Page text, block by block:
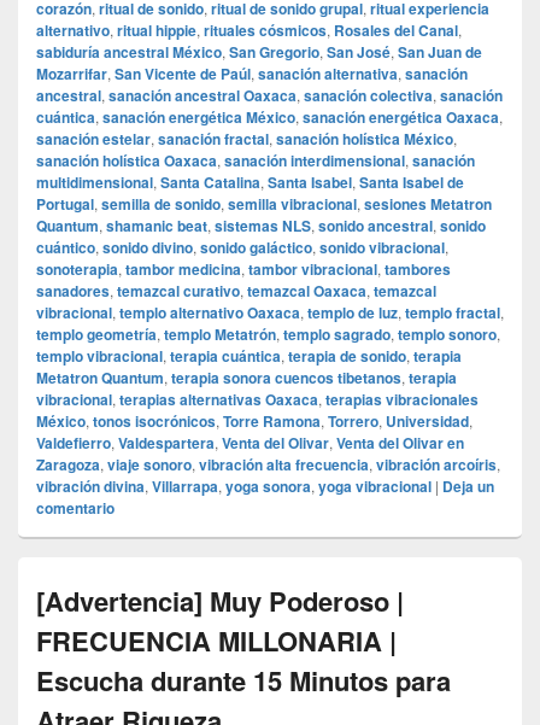
corazón, ritual de sonido, ritual de sonido grupal, ritual experiencia
alternativo, ritual hippie, rituales cósmicos, Rosales del Canal,
sabiduría ancestral México, San Gregorio, San José, San Juan de
Mozarrifar, San Vicente de Paúl, sanación alternativa, sanación
ancestral, sanación ancestral Oaxaca, sanación colectiva, sanación
cuántica, sanación energética México, sanación energética Oaxaca,
sanación estelar, sanación fractal, sanación holística México,
sanación holística Oaxaca, sanación interdimensional, sanación
multidimensional, Santa Catalina, Santa Isabel, Santa Isabel de
Portugal, semilla de sonido, semilla vibracional, sesiones Metatron
Quantum, shamanic beat, sistemas NLS, sonido ancestral, sonido
cuántico, sonido divino, sonido galáctico, sonido vibracional,
sonoterapia, tambor medicina, tambor vibracional, tambores
sanadores, temazcal curativo, temazcal Oaxaca, temazcal
vibracional, templo alternativo Oaxaca, templo de luz, templo fractal,
templo geometría, templo Metatrón, templo sagrado, templo sonoro,
templo vibracional, terapia cuántica, terapia de sonido, terapia
Metatron Quantum, terapia sonora cuencos tibetanos, terapia
vibracional, terapias alternativas Oaxaca, terapias vibracionales
México, tonos isocrónicos, Torre Ramona, Torrero, Universidad,
Valdefierro, Valdespartera, Venta del Olivar, Venta del Olivar en
Zaragoza, viaje sonoro, vibración alta frecuencia, vibración arcoíris,
vibración divina, Villarrapa, yoga sonora, yoga vibracional | Deja un
comentario
[Advertencia] Muy Poderoso |
FRECUENCIA MILLONARIA |
Escucha durante 15 Minutos para